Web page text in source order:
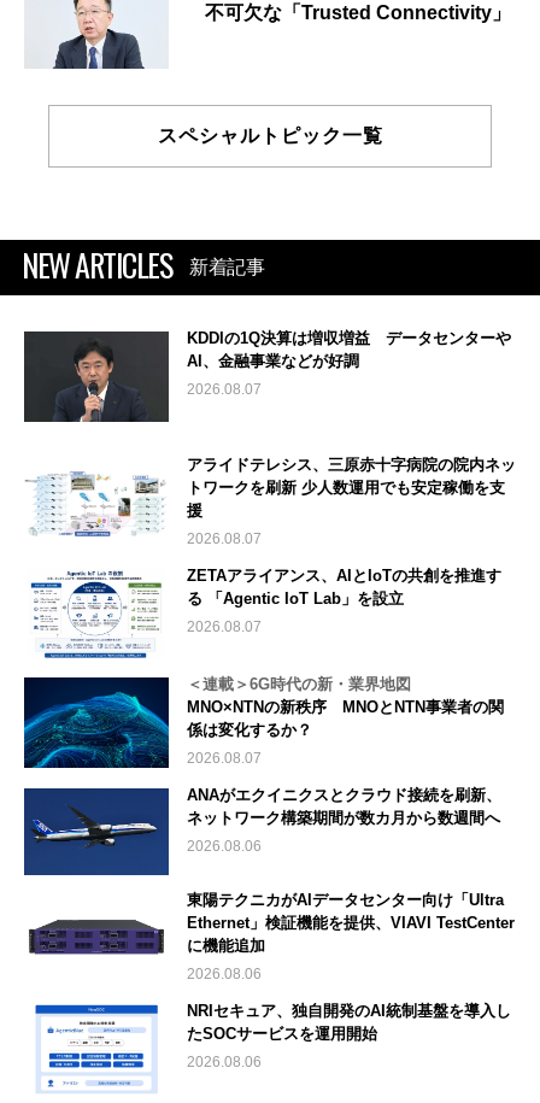
不可欠な「Trusted Connectivity」
スペシャルトピック一覧
NEW ARTICLES 新着記事
KDDIの1Q決算は増収増益 データセンターや
AI、金融事業などが好調
2026.08.07
アライドテレシス、三原赤十字病院の院内ネッ
トワークを刷新 少人数運用でも安定稼働を支
援
2026.08.07
ZETAアライアンス、AIとIoTの共創を推進す
る 「Agentic IoT Lab」を設立
2026.08.07
＜連載＞6G時代の新・業界地図
MNO×NTNの新秩序 MNOとNTN事業者の関
係は変化するか？
2026.08.07
ANAがエクイニクスとクラウド接続を刷新、
ネットワーク構築期間が数カ月から数週間へ
2026.08.06
東陽テクニカがAIデータセンター向け「Ultra
Ethernet」検証機能を提供、VIAVI TestCenter
に機能追加
2026.08.06
NRIセキュア、独自開発のAI統制基盤を導入し
たSOCサービスを運用開始
2026.08.06